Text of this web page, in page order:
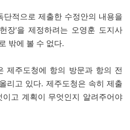
단적으로 제출한 수정안의 내용을
장'을 제정하려는 오영훈 도지사
밖에 볼 수 없다.
제주도청에 항의 방문과 항의 전
리고 있다. 제주도청은 속히 제출
고 계획이 무엇인지 알려주어야